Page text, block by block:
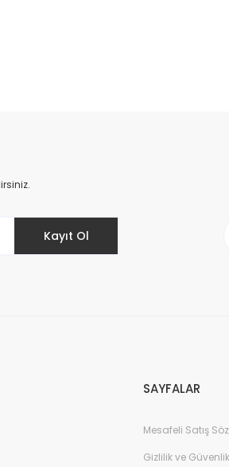
Kayıt Ol
SAYFALAR
Mesafeli Satış
Gizlilik ve Güvenlik